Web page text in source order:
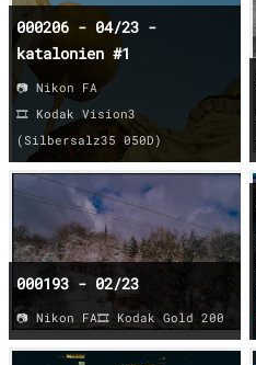
000206 - 04/23 -
katalonien #1
📷 Nikon FA
🎞️ Kodak Vision3
(Silbersalz35 050D)
000193 - 02/23
📷 Nikon FA🎞️ Kodak Gold 200